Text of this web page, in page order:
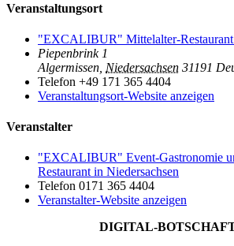
Veranstaltungsort
"EXCALIBUR" Mittelalter-Restaurant
Piepenbrink 1
Algermissen Niedersachsen 31191
Telefon +49 171 365 4404
Veranstaltungsort-Website anzeigen
Veranstalter
"EXCALIBUR" Event-Gastronomie
Restaurant in Niedersachsen
Telefon 0171 365 4404
Veranstalter-Website anzeigen
DIGITAL-